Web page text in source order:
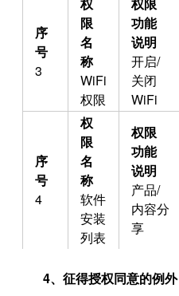
3
WiFi
权限
开启/
关闭
WiFi
4
软件
安装
列表
产品/
内容分
享
4、征得授权同意的例外